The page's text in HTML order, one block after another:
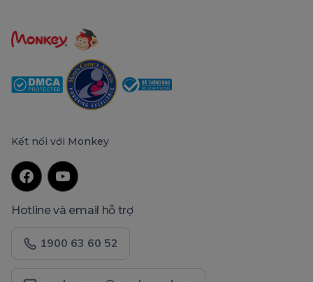
Kết nối với Monkey
Hotline và email hỗ trợ
1900 63 60 52